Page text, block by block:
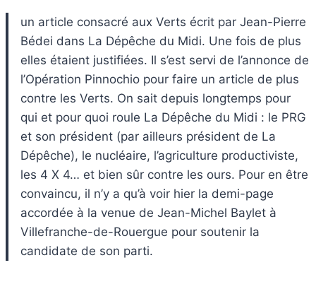
un article consacré aux Verts écrit par Jean-Pierre
Bédei dans La Dépêche du Midi. Une fois de plus
elles étaient justifiées. Il s’est servi de l’annonce de
l’Opération Pinnochio pour faire un article de plus
contre les Verts. On sait depuis longtemps pour
qui et pour quoi roule La Dépêche du Midi : le PRG
et son président (par ailleurs président de La
Dépêche), le nucléaire, l’agriculture productiviste,
les 4 X 4… et bien sûr contre les ours. Pour en être
convaincu, il n’y a qu’à voir hier la demi-page
accordée à la venue de Jean-Michel Baylet à
Villefranche-de-Rouergue pour soutenir la
candidate de son parti.